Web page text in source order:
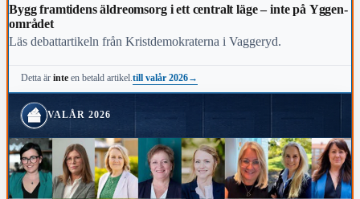
Bygg framtidens äldreomsorg i ett centralt läge – inte på Yggen-
området
Läs debattartikeln från Kristdemokraterna i Vaggeryd.
Detta ärinte en betald artikel.till valår 2026→
VALÅR 2026